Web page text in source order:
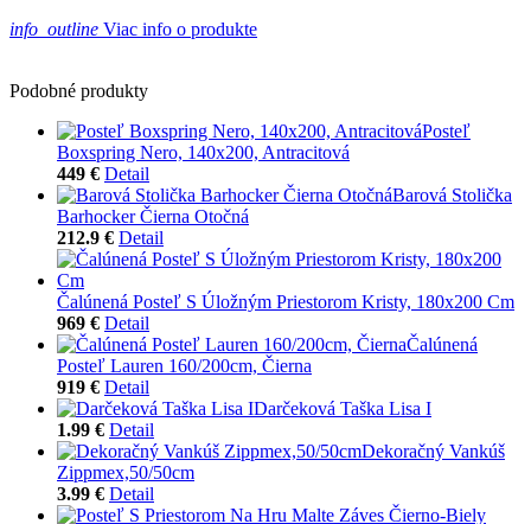
info_outline Viac info o produkte
Podobné produkty
Posteľ
Boxspring Nero, 140x200, Antracitová
449 € Detail
Barová Stolička
Barhocker Čierna Otočná
212.9 € Detail
Čalúnená Posteľ S Úložným Priestorom Kristy, 180x200 Cm
969 € Detail
Čalúnená
Posteľ Lauren 160/200cm, Čierna
919 € Detail
Darčeková Taška Lisa I
1.99 € Detail
Dekoračný Vankúš
Zippmex,50/50cm
3.99 € Detail